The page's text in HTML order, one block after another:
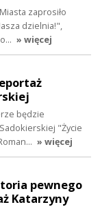
zaprosiło
dzielnia!",
» więcej
będzie
"Życie
» więcej
pewnego
Katarzyny